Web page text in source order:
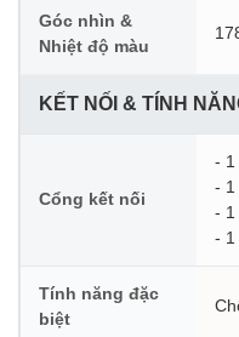
Góc nhìn &
Nhiệt độ màu
KẾT NỐI & TÍNH
Cổng kết nối
- 1
- 1
- 1
- 1
Tính năng đặc
biệt